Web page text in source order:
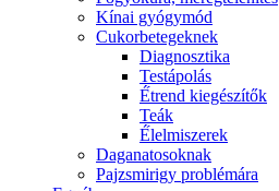
Kínai gyógymód
Cukorbetegeknek
Diagnosztika
Testápolás
É́trend kiegészítők
Teák
É́lelmiszerek
Daganatosoknak
Pajzsmirigy problémára